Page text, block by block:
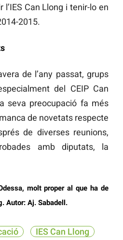
Can Llong i tenir-lo en
2015.
de l’any passat, grups
del CEIP Can
seva preocupació fa més
de novetats respecte
de diverses reunions,
amb diputats, la
molt proper al que ha de
Autor: Aj. Sabadell.
IES Can Llong